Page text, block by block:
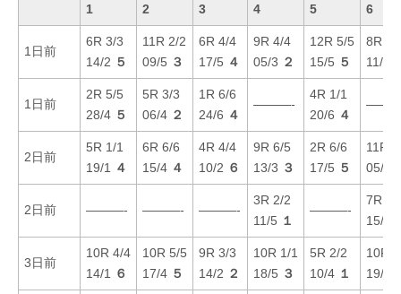
1 2 3 4 5 6
1日前
6R 3/3
14/2 ５
11R 2/2
09/5 ３
6R 4/4
17/5 ４
9R 4/4
05/3 ２
12R 5/5
15/5 ５
8R 1/
11/1
1日前
2R 5/5
28/4 ５
5R 3/3
06/4 ２
1R 6/6
24/6 ４
———-
4R 1/1
20/6 ４
2日前
5R 1/1
19/1
４
6R 6/6
15/4 ４
4R 4/4
10/2 ６
9R 6/5
13/3 ３
2R 6/6
17/5 ５
11R
05/2
2日前 ———- ———- ———-
3R 2/2
11/5 １
———-
7R 3/
15/4
3日前
10R 4/4
14/1
６
10R 5/5
17/4 ５
9R 3/3
14/2 ２
10R 1/1
18/5 ３
5R 2/2
10/4 １
10R
19/6